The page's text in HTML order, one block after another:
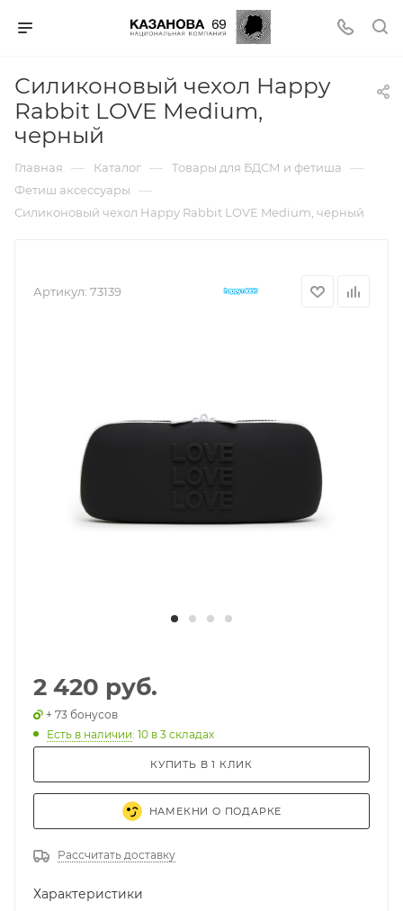
Силиконовый чехол Happy
Rabbit LOVE Medium,
черный
Главная — Каталог — Товары для БДСМ и фетиша —
Фетиш аксессуары —
Силиконовый чехол Happy Rabbit LOVE Medium, черный
Артикул: 73139
2 420 руб.
+ 73 бонусов
Есть в наличии: 10 в 3 складах
КУПИТЬ В 1 КЛИК
НАМЕКНИ О ПОДАРКЕ
Рассчитать доставку
Характеристики